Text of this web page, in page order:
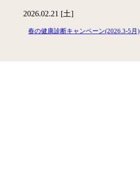
2026.02.21 [土]
春の健康診断キャンペーン(2026.3-5月)